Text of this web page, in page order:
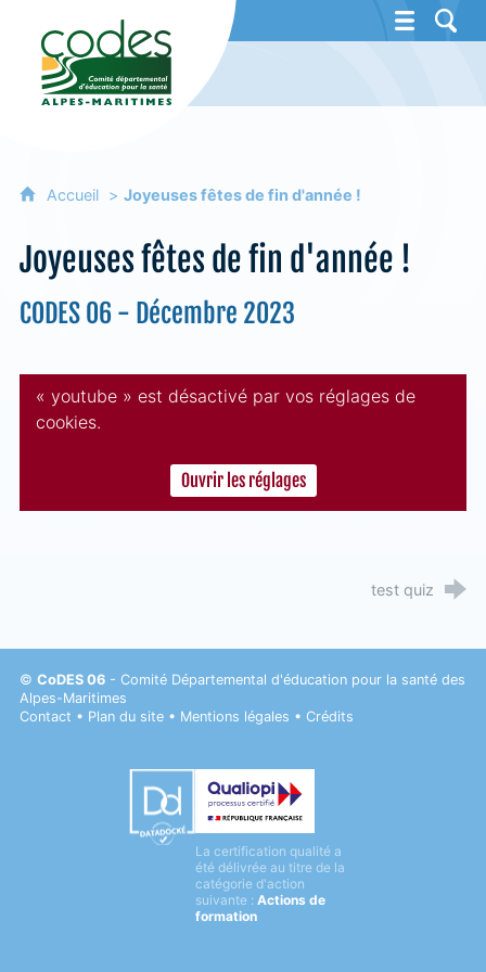
CoDES 06 - Comité départemental
Accueil Joyeuses fêtes de fin d'année !
Joyeuses fêtes de fin d'année !
CODES 06 - Décembre 2023
« youtube » est désactivé par vos réglages de
cookies.
Ouvrir les réglages
test quiz
© CoDES 06- Comité Départemental d'éducation pour la santé des
Alpes-Maritimes
Contact • Plan du site• Mentions légales • Crédits
Datadock
Qualiopi
La certification qualité a
été délivrée au titre de la
catégorie d'action
suivante : Actions de
formation